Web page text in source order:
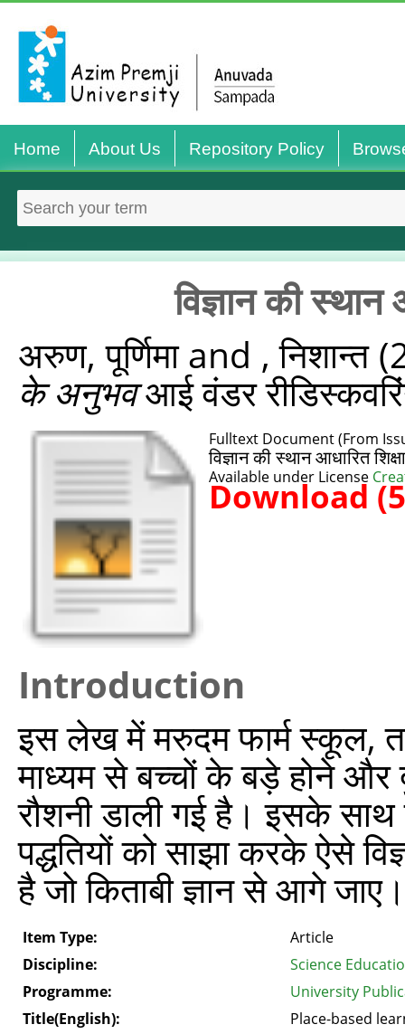
Home About Us Repository Policy
विज्ञान की
अरुण, पूर्णिमाand , निशान्त
के अनुभवआई वंडर
Fulltext Document (From
विज्ञान की स्थान आधारित
Available under License
Download
Introduction
इस लेख में मरुदम फार्म स्कूल,
माध्यम से बच्चों के बड़े होने और
रौशनी डाली गई है। इसके साथ
पद्धतियों को साझा करके ऐसे
है जो किताबी ज्ञान से आगे जाए।
Item Type:
Article
Discipline:
Science
Programme:
University
Title(English):
Place-based